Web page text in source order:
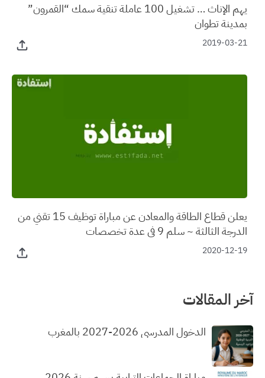
يهم الإناث … تشغيل 100 عاملة تنقية سمك “القمرون”
بمدينة تطوان
2019-03-21
يعلن قطاع الطاقة والمعادن عن مباراة توظيف 15 تقني من
الدرجة الثالثة ~ سلم 9 في عدة تخصصات
2020-12-19
آخر المقالات
الدخول المدرسي 2026-2027 بالمغرب